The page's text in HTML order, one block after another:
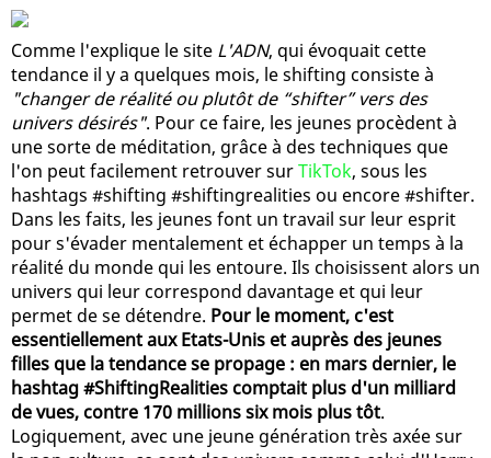
Comme l'explique le site L'ADN, qui évoquait cette
tendance il y a quelques mois, le shifting consiste à
"changer de réalité ou plutôt de “shifter” vers des
univers désirés". Pour ce faire, les jeunes procèdent à
une sorte de méditation, grâce à des techniques que
l'on peut facilement retrouver surTikTok, sous les
hashtags #shifting #shiftingrealities ou encore #shifter.
Dans les faits, les jeunes font un travail sur leur esprit
pour s'évader mentalement et échapper un temps à la
réalité du monde qui les entoure. Ils choisissent alors un
univers qui leur correspond davantage et qui leur
permet de se détendre. Pour le moment, c'est
essentiellement aux Etats-Unis et auprès des jeunes
filles que la tendance se propage : en mars dernier, le
hashtag #ShiftingRealities comptait plus d'un milliard
de vues, contre 170 millions six mois plus tôt.
Logiquement, avec une jeune génération très axée sur